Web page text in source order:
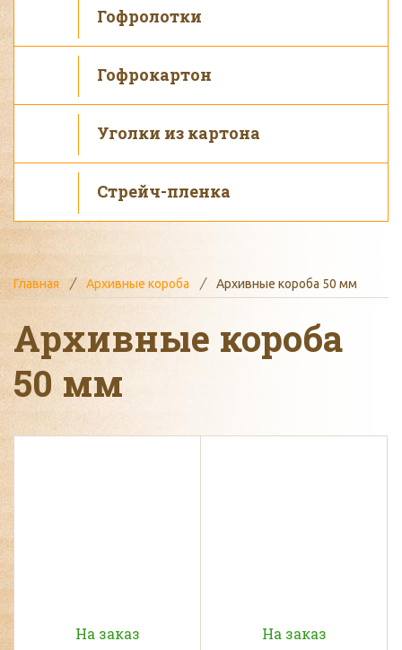
Гофролотки
Гофрокартон
Уголки из картона
Стрейч-пленка
Главная Архивные короба Архивные короба 50 мм
Архивные короба
50 мм
На заказ На заказ